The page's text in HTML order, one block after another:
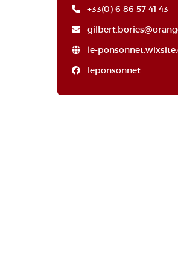
+33(0) 6 86 57 41 43
le-
leponsonnet